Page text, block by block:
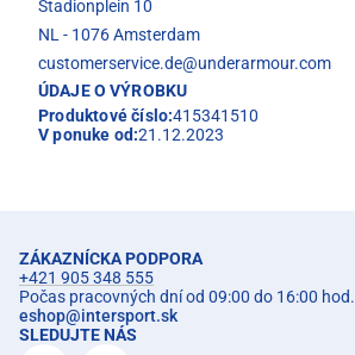
Stadionplein 10
NL - 1076 Amsterdam
customerservice.de@underarmour.com
ÚDAJE O VÝROBKU
Produktové číslo:415341510
V ponuke od:21.12.2023
ZÁKAZNÍCKA PODPORA
+421 905 348 555
Počas pracovných dní od 09:00 do 16:00 hod.
eshop@intersport.sk
SLEDUJTE NÁS